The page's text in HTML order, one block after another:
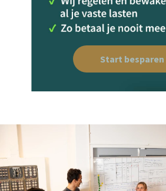
Start besparen